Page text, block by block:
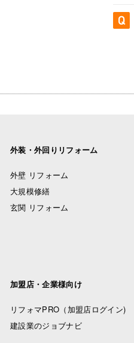
外装・外回りリフォーム
外壁 リフォーム
大規模修繕
玄関 リフォーム
加盟店・企業様向け
リフォマPRO （加盟店ログイン)
建設業のジョブナビ